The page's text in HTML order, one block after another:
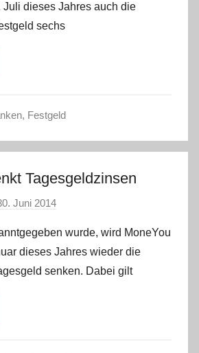
a
d
Juli dieses Jahres auch die
sechs
, Festgeld
Tagesgeldzinsen
Juni 2014
n
a
d
wurde, wird MoneYou
dieses Jahres wieder die
senken. Dabei gilt